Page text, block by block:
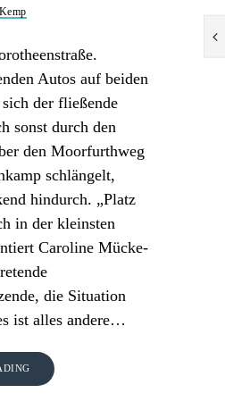
Autos auf beiden
der fließende
sonst durch den
den Moorfurthweg
schlängelt,
hindurch. „Platz
in der kleinsten
Caroline Mücke-
die Situation
ist alles andere…